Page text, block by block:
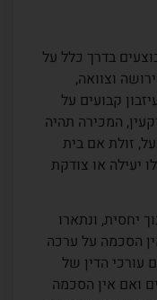
בדרך כלל על
וצוואה,
קבועים על
לחוק המקרקעין, המכירה תהיה
זולת אם בית
יעילה או צודקת
יחסית, ונתארו
הסכמה על ערכה
עורכי הדין של
ואם אין הסכמה